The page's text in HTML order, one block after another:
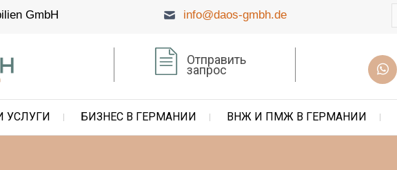
GmbH info@daos-gmbh.de
GmbH Отправить
запрос
УСЛУГИ БИЗНЕС В ГЕРМАНИИ ВНЖ И ПМЖ В ГЕРМАНИИ